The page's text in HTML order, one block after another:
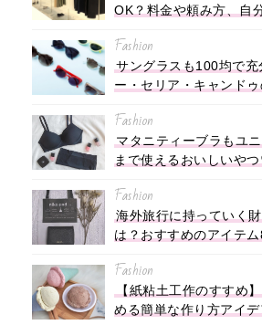
OK？料金や頼み方、自
Fashion
サングラスも100均で
ー・セリア・キャンド
Fashion
マタニティーブラもユ
まで使えるおいしいや
Fashion
海外旅行に持っていく
は？おすすめのアイテ
Fashion
【紙粘土工作のすすめ
める簡単な作り方アイ